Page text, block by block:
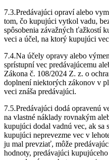
7.3.Predávajúci opraví alebo
tom, čo kupujúci vytkol vadu,
spôsobenia závažných ťažkostí
veci a účel, na ktorý kupujúci
7.4.Na účely opravy alebo
sprístupní vec predávajúcemu
Zákona č. 108/2024 Z. z. o
doplnení niektorých zákonov v
veci znáša predávajúci.
7.5.Predávajúci dodá opravenú
na vlastné náklady rovnakým
kupujúci dodal vadnú vec, ak sa
kupujúci neprevezme vec v
ju mal prevziať, môže
hodnoty, predávajúci